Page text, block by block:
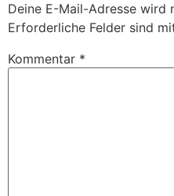
Deine E-Mail-Adresse
Erforderliche Felder sind
Kommentar *